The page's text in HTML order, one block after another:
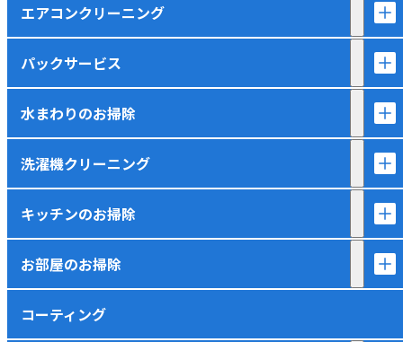
エアコンクリーニング
パックサービス
水まわりのお掃除
洗濯機クリーニング
キッチンのお掃除
お部屋のお掃除
コーティング